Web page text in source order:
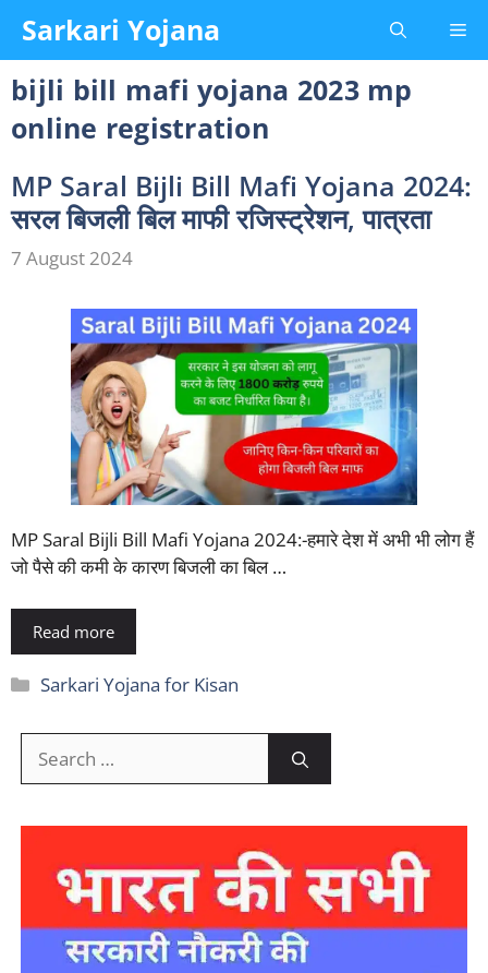
content
Sarkari Yojana
bijli bill mafi yojana 2023 mp
online registration
MP Saral Bijli Bill Mafi Yojana 2024:
सरल बिजली बिल माफी रजिस्ट्रेशन, पात्रता
7 August 2024
MP Saral Bijli Bill Mafi Yojana 2024:-हमारे देश में अभी भी लोग हैं
जो पैसे की कमी के कारण बिजली का बिल …
Read more
Categories
Sarkari Yojana for Kisan
for: